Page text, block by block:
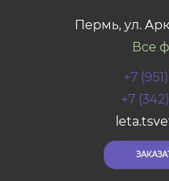
Пермь, ул.
Все
+7
+7